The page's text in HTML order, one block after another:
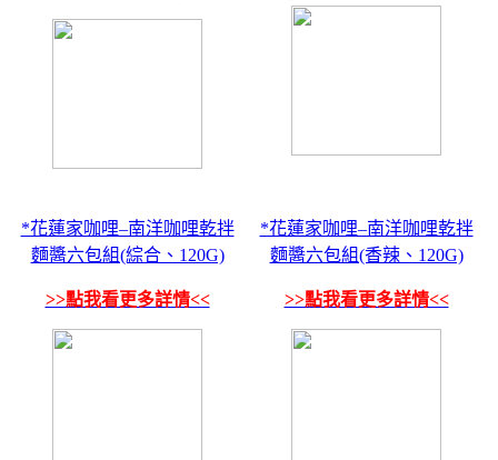
*花蓮家咖哩–南洋咖哩乾拌
麵醬六包組(綜合、120G)
>>點我看更多詳情<<
*花蓮家咖哩–南洋咖哩乾拌
麵醬六包組(香辣、120G)
>>點我看更多詳情<<